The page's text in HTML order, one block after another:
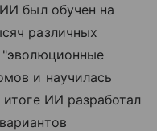
был обучен на
различных
"эволюционные
и научилась
ИИ разработал